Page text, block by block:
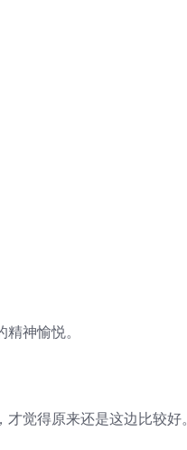
神愉悦。
觉得原来还是这边比较好。